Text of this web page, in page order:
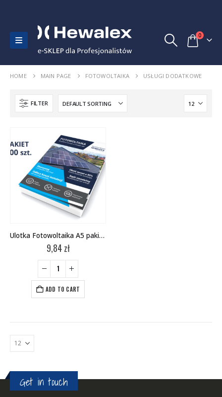
0
HOME MAIN PAGE FOTOWOLTAIKA USŁUGI DODATKOWE
FILTER
Ulotka Fotowoltaika A5 pakiet (100 szt.)
9,84zł
ADD TO CART
Get in touch